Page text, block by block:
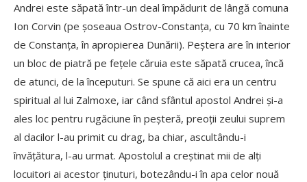
Andrei este săpată într-un deal împădurit de lângă comuna
Ion Corvin (pe șoseaua Ostrov-Constanța, cu 70 km înainte
de Constanța, în apropierea Dunării). Peștera are în interior
un bloc de piatră pe fețele căruia este săpată crucea, încă
de atunci, de la începuturi. Se spune că aici era un centru
spiritual al lui Zalmoxe, iar când sfântul apostol Andrei și-a
ales loc pentru rugăciune în peșteră, preoții zeului suprem
al dacilor l-au primit cu drag, ba chiar, ascultându-i
învățătura, l-au urmat. Apostolul a creștinat mii de alți
locuitori ai acestor ținuturi, botezându-i în apa celor nouă